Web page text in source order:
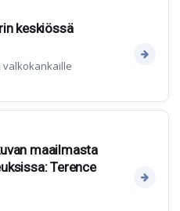
keskiössä
maailmasta
Terence